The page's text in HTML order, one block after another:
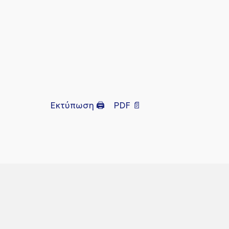
Εκτύπωση 🖨 PDF 📄